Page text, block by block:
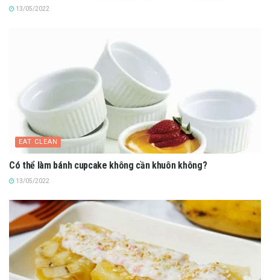
13/05/2022
EAT CLEAN
Có thể làm bánh cupcake không cần khuôn không?
13/05/2022